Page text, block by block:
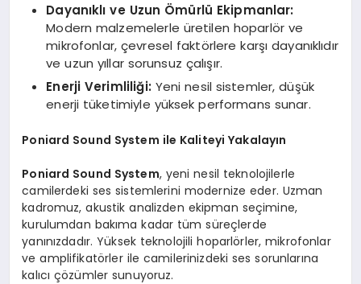
Dayanıklı ve Uzun Ömürlü Ekipmanlar:
Modern malzemelerle üretilen hoparlör ve
mikrofonlar, çevresel faktörlere karşı dayanıklıdır
ve uzun yıllar sorunsuz çalışır.
Enerji Verimliliği: Yeni nesil sistemler, düşük
enerji tüketimiyle yüksek performans sunar.
Poniard Sound System ile Kaliteyi Yakalayın
Poniard Sound System, yeni nesil teknolojilerle
camilerdeki ses sistemlerini modernize eder. Uzman
kadromuz, akustik analizden ekipman seçimine,
kurulumdan bakıma kadar tüm süreçlerde
yanınızdadır. Yüksek teknolojili hoparlörler, mikrofonlar
ve amplifikatörler ile camilerinizdeki ses sorunlarına
kalıcı çözümler sunuyoruz.